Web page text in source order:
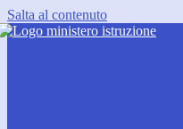
Salta al contenuto